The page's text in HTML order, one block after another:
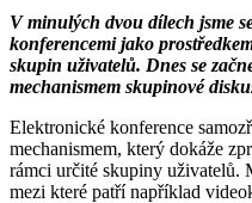
V minulých dvou dílech jsme
konferencemi jako
skupin uživatelů. Dnes se
mechanismem skupinové
Elektronické konference
mechanismem, který dokáže
rámci určité skupiny uživatelů.
mezi které patří například